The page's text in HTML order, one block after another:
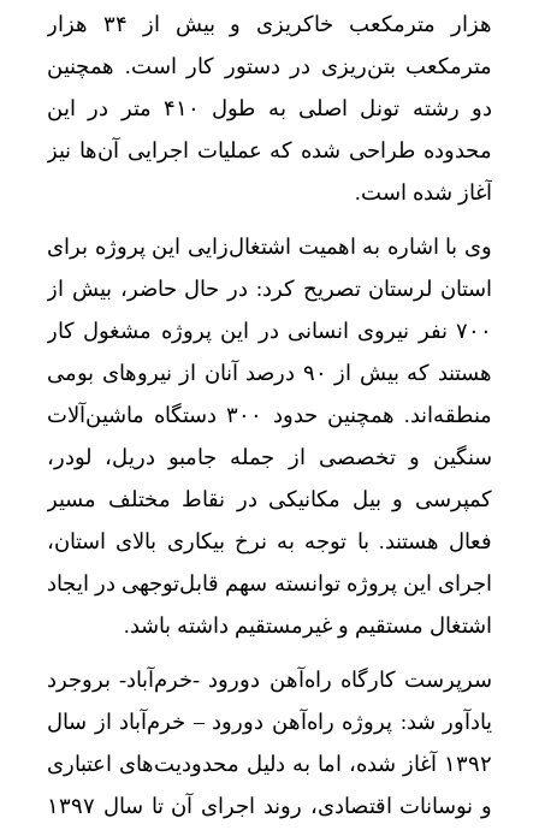
هزار مترمکعب خاکریزی و بیش از ۳۴ هزار
مترمکعب بتن‌ریزی در دستور کار است. همچنین
دو رشته تونل اصلی به طول ۴۱۰ متر در این
محدوده طراحی شده که عملیات اجرایی آن‌ها نیز
آغاز شده است.
وی با اشاره به اهمیت اشتغال‌زایی این پروژه برای
استان لرستان تصریح کرد: در حال حاضر، بیش از
۷۰۰ نفر نیروی انسانی در این پروژه مشغول کار
هستند که بیش از ۹۰ درصد آنان از نیروهای بومی
منطقه‌اند. همچنین حدود ۳۰۰ دستگاه ماشین‌آلات
سنگین و تخصصی از جمله جامبو دریل، لودر،
کمپرسی و بیل مکانیکی در نقاط مختلف مسیر
فعال هستند. با توجه به نرخ بیکاری بالای استان،
اجرای این پروژه توانسته سهم قابل‌توجهی در ایجاد
اشتغال مستقیم و غیرمستقیم داشته باشد.
سرپرست کارگاه راه‌آهن دورود -خرم‌آباد- بروجرد
یادآور شد: پروژه راه‌آهن دورود – خرم‌آباد از سال
۱۳۹۲ آغاز شده، اما به دلیل محدودیت‌های اعتباری
و نوسانات اقتصادی، روند اجرای آن تا سال ۱۳۹۷